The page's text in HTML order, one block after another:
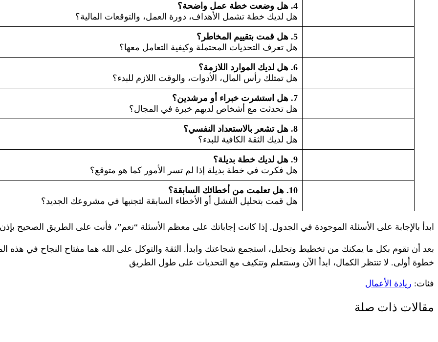
4. هل وضعت خطة عمل واضحة؟
هل لديك خطة تشمل الأهداف، دورة العمل، والتوقعات المالية؟
5. هل قمت بتقييم المخاطر؟
هل تعرف التحديات المحتملة وكيفية التعامل معها؟
6. هل لديك الموارد اللازمة؟
هل تمتلك رأس المال، الأدوات، والوقت اللازم للبدء؟
7. هل استشرت خبراء أو مرشدين؟
هل تحدثت مع أشخاص لديهم خبرة في المجال؟
8. هل تشعر بالاستعداد النفسي؟
هل لديك الثقة الكافية للبدء؟
9. هل لديك خطة بديلة؟
هل فكرت في خطة بديلة إذا لم تسر الأمور كما هو متوقع؟
10. هل تعلمت من أخطائك السابقة؟
هل قمت بتحليل الفشل أو الأخطاء السابقة لتجنبها في مشروعك الجديد؟
ابدأ بالإجابة على الأسئلة الموجودة في الجدول. إذا كانت إجاباتك على معظم الأسئلة “نعم”، فأنت على الطريق الصحيح بإذن
بعد أن تقوم بكل ما يمكنك من تخطيط وتحليل، استجمع شجاعتك وابدأ. الثقة والتوكل على الله هما مفتاح النجاح في هذه
خطوة أولى. لا تنتظر الكمال، ابدأ الآن وستتعلم وتتكيف مع التحديات على طول الطريق
فئات: ريادة الأعمال
مقالات ذات صلة